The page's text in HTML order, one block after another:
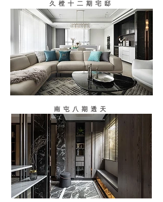
久樘十二期宅邸
​南屯八期透天